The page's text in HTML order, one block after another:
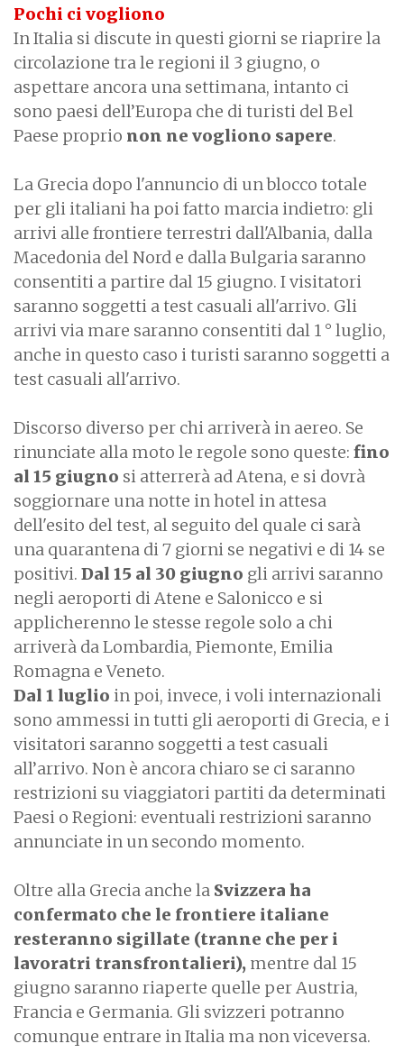
Pochi ci vogliono
In Italia si discute in questi giorni se riaprire la
circolazione tra le regioni il 3 giugno, o
aspettare ancora una settimana, intanto ci
sono paesi dell’Europa che di turisti del Bel
Paese proprio non ne vogliono sapere.
La Grecia dopo l'annuncio di un blocco totale
per gli italiani ha poi fatto marcia indietro: gli
arrivi alle frontiere terrestri dall'Albania, dalla
Macedonia del Nord e dalla Bulgaria saranno
consentiti a partire dal 15 giugno. I visitatori
saranno soggetti a test casuali all'arrivo. Gli
arrivi via mare saranno consentiti dal 1 ° luglio,
anche in questo caso i turisti saranno soggetti a
test casuali all'arrivo.
Discorso diverso per chi arriverà in aereo. Se
rinunciate alla moto le regole sono queste: fino
al 15 giugno si atterrerà ad Atena, e si dovrà
soggiornare una notte in hotel in attesa
dell'esito del test, al seguito del quale ci sarà
una quarantena di 7 giorni se negativi e di 14 se
positivi. Dal 15 al 30 giugno gli arrivi saranno
negli aeroporti di Atene e Salonicco e si
applicherenno le stesse regole solo a chi
arriverà da Lombardia, Piemonte, Emilia
Romagna e Veneto.
Dal 1 luglio in poi, invece, i voli internazionali
sono ammessi in tutti gli aeroporti di Grecia, e i
visitatori saranno soggetti a test casuali
all’arrivo. Non è ancora chiaro se ci saranno
restrizioni su viaggiatori partiti da determinati
Paesi o Regioni: eventuali restrizioni saranno
annunciate in un secondo momento.
Oltre alla Grecia anche la Svizzera ha
confermato che le frontiere italiane
resteranno sigillate (tranne che per i
lavoratri transfrontalieri), mentre dal 15
giugno saranno riaperte quelle per Austria,
Francia e Germania. Gli svizzeri potranno
comunque entrare in Italia ma non viceversa.